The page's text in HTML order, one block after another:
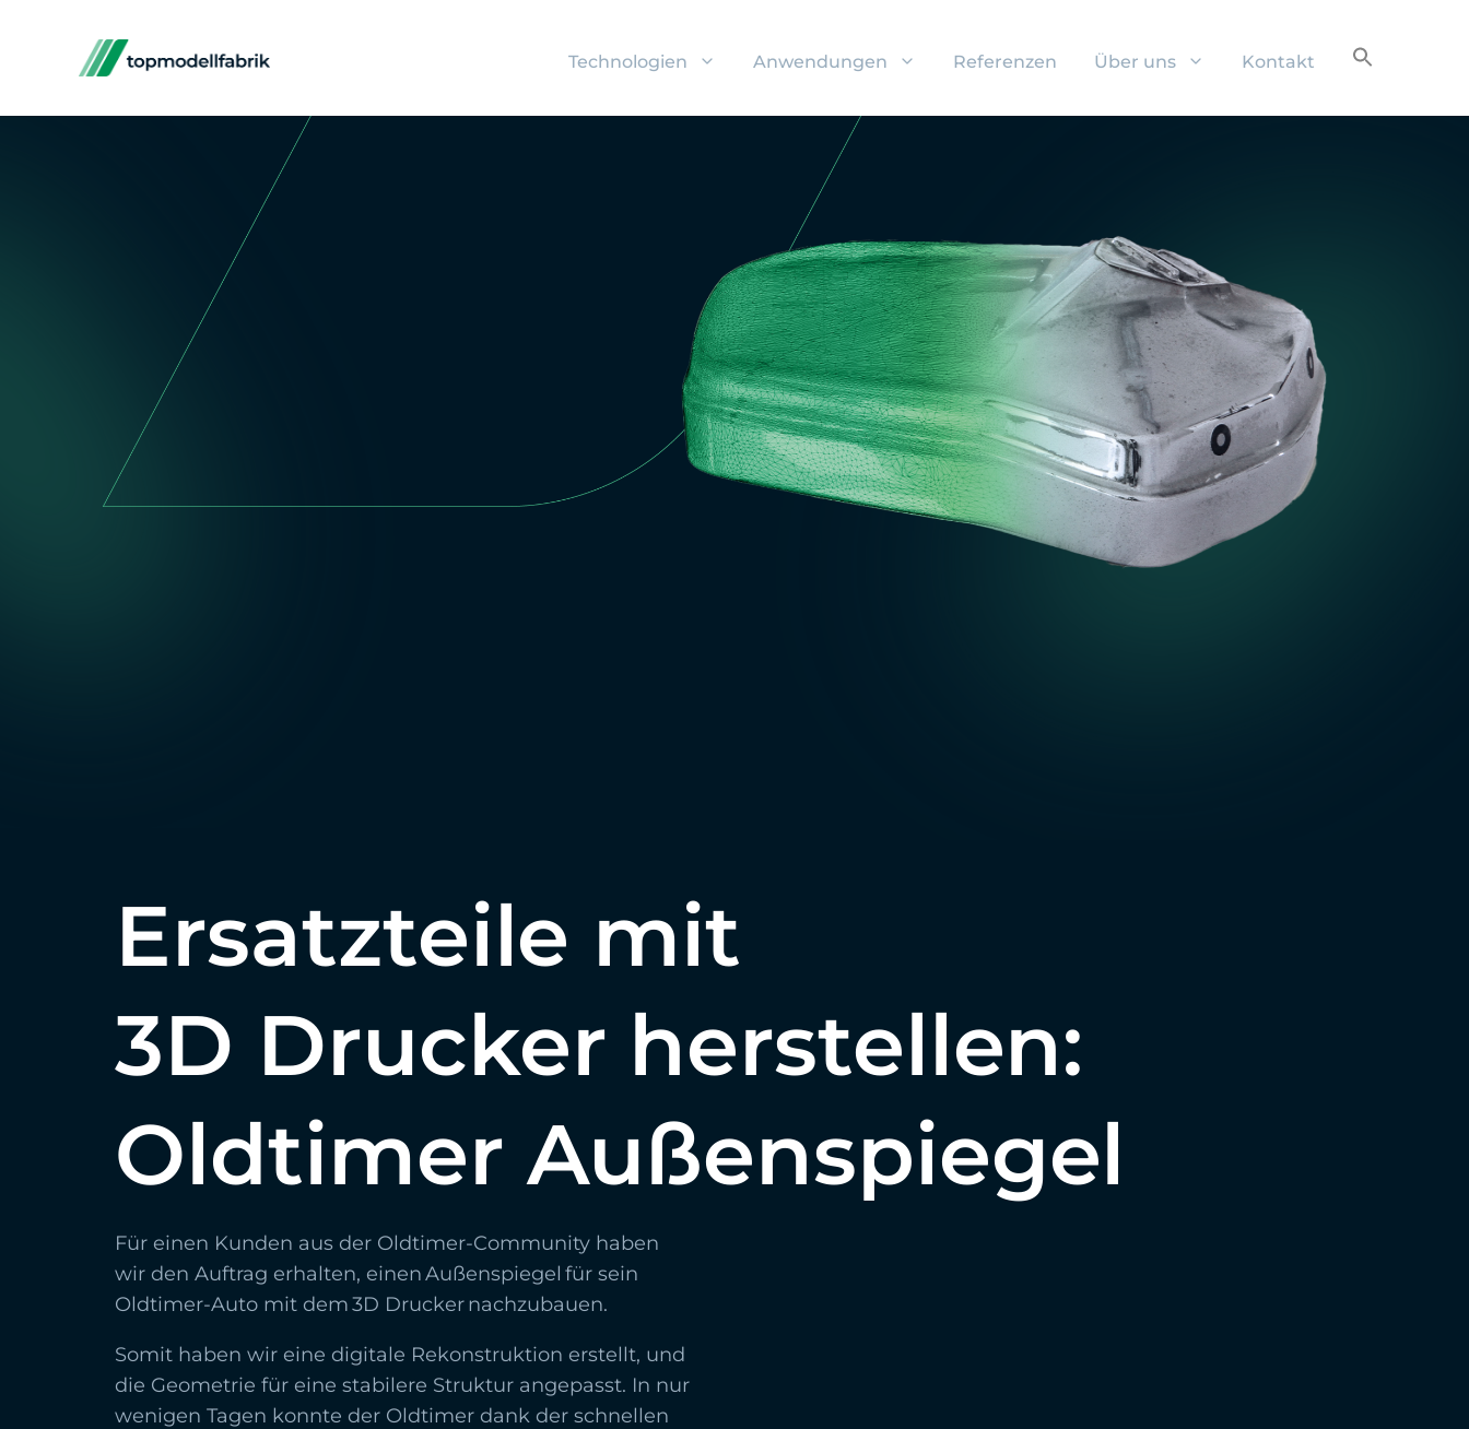
Technologien Anwendungen Referenzen Über uns Kontakt
Ersatzteile mit
3D Drucker herstellen:
Oldtimer Außenspiegel
Für einen Kunden aus der Oldtimer-Community haben
wir den Auftrag erhalten, einen Außenspiegel für sein
Oldtimer-Auto mit dem 3D Drucker nachzubauen.
Somit haben wir eine digitale Rekonstruktion erstellt, und
die Geometrie für eine stabilere Struktur angepasst. In nur
wenigen Tagen konnte der Oldtimer dank der schnellen